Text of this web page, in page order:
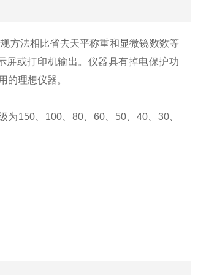
方法相比省去天平称重和显微镜数数等
屏或打印机输出。仪器具有掉电保护功
的理想仪器。
为150、100、80、60、50、40、30、